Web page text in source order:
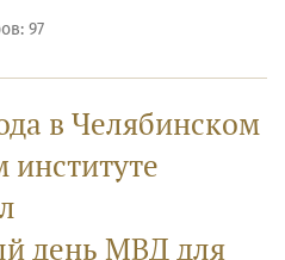
97
в Челябинском
институте
день МВД для